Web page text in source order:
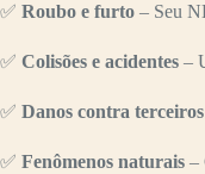
✅ Roubo e furto – Seu
✅ Colisões e acidentes –
✅ Danos contra terceiros
✅ Fenômenos naturais –